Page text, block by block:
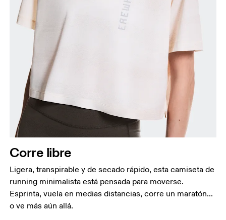
Busto
Mide el contorno de la parte con más volumen del
busto manteniendo la cinta métrica horizontal.
Mide el contorno de la parte más estrecha de la
cintura.
Cadera
Mide el contorno de la parte más ancha de las
caderas.
Corre libre
Ligera, transpirable y de secado rápido, esta camiseta de
running minimalista está pensada para moverse.
Esprinta, vuela en medias distancias, corre un maratón...
o ve más aún allá.